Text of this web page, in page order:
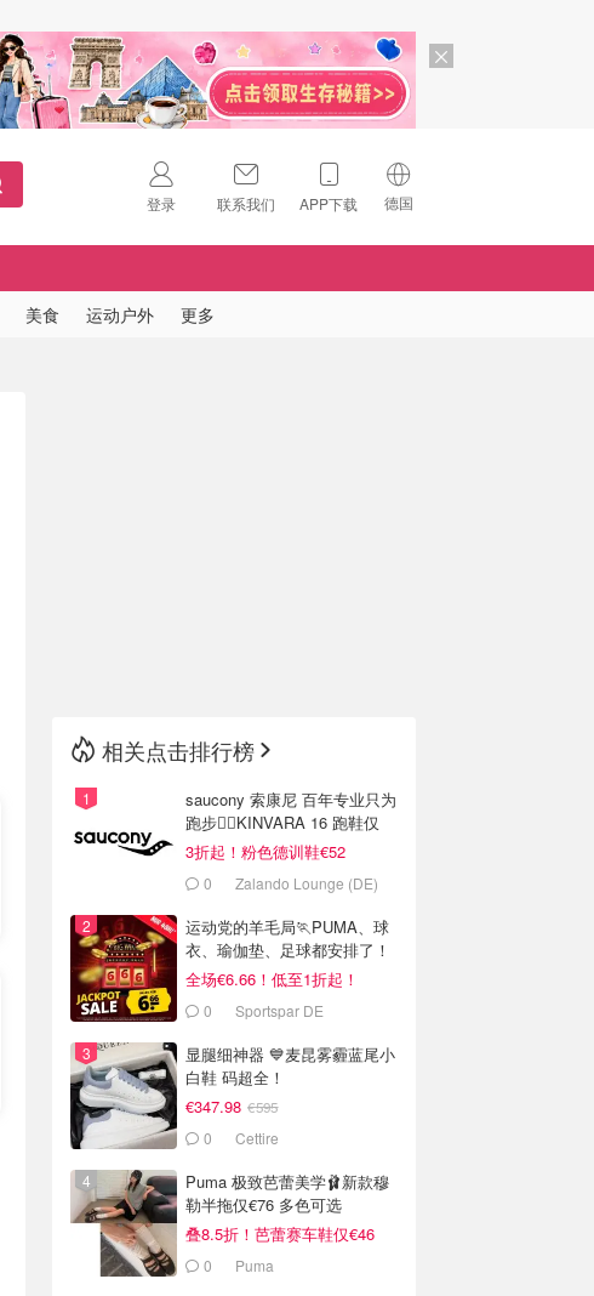
登录 联系我们 APP下载 德国
🇺🇸
美食 运动户外 更多
相关点击排行榜
saucony 索康尼 百年专业只为
跑步🏃‍♀️KINVARA 16 跑鞋仅
€62
3折起！粉色德训鞋€52
0 Zalando Lounge (DE)
运动党的羊毛局🏃PUMA、球
衣、瑜伽垫、足球都安排了！
全场€6.66！低至1折起！
0 Sportspar DE
显腿细神器 💙麦昆雾霾蓝尾小
白鞋 码超全！
€347.98 €595
0 Cettire
Puma 极致芭蕾美学🩰新款穆
勒半拖仅€76 多色可选
叠8.5折！芭蕾赛车鞋仅€46
0 Puma